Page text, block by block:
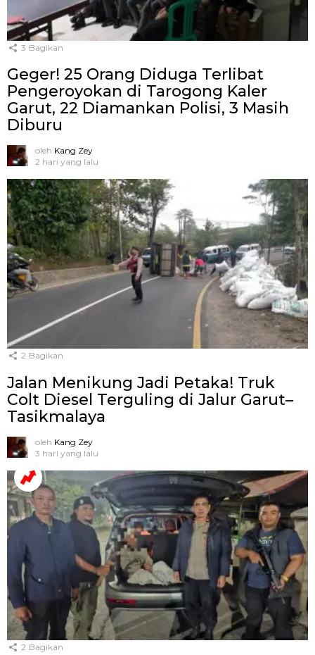
3 Bagikan
Geger! 25 Orang Diduga Terlibat
Pengeroyokan di Tarogong Kaler
Garut, 22 Diamankan Polisi, 3 Masih
Diburu
oleh Kang Zey
2 hari yang lalu
2 Bagikan
Jalan Menikung Jadi Petaka! Truk
Colt Diesel Terguling di Jalur Garut–
Tasikmalaya
oleh Kang Zey
3 hari yang lalu
2 Bagikan